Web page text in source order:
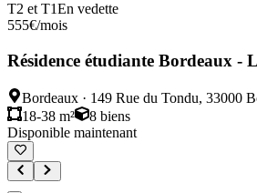
T2 et T1En vedette
555€/mois
Résidence étudiante Bordeaux -
Bordeaux · 149 Rue du Tondu, 33000
18-38 m²
8 biens
Disponible maintenant